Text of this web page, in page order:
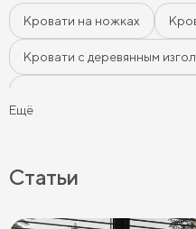
Кровати на ножках
Кровати с деревянным
Ещё
Статьи